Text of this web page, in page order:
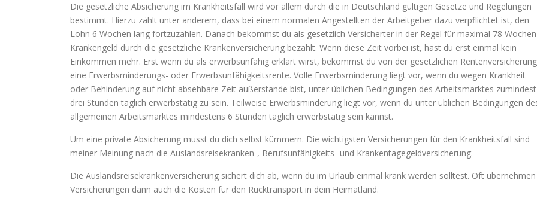
Die gesetzliche Absicherung im Krankheitsfall wird vor allem durch die in Deutschland gültigen Gesetze und Regelungen
bestimmt. Hierzu zählt unter anderem, dass bei einem normalen Angestellten der Arbeitgeber dazu verpflichtet ist, den
Lohn 6 Wochen lang fortzuzahlen. Danach bekommst du als gesetzlich Versicherter in der Regel für maximal 78 Wochen
Krankengeld durch die gesetzliche Krankenversicherung bezahlt. Wenn diese Zeit vorbei ist, hast du erst einmal kein
Einkommen mehr. Erst wenn du als erwerbsunfähig erklärt wirst, bekommst du von der gesetzlichen Rentenversicherung
eine Erwerbsminderungs- oder Erwerbsunfähigkeitsrente. Volle Erwerbsminderung liegt vor, wenn du wegen Krankheit
oder Behinderung auf nicht absehbare Zeit außerstande bist, unter üblichen Bedingungen des Arbeitsmarktes zumindest
drei Stunden täglich erwerbstätig zu sein. Teilweise Erwerbsminderung liegt vor, wenn du unter üblichen Bedingungen
allgemeinen Arbeitsmarktes mindestens 6 Stunden täglich erwerbstätig sein kannst.
Um eine private Absicherung musst du dich selbst kümmern. Die wichtigsten Versicherungen für den Krankheitsfall sind
meiner Meinung nach die Auslandsreisekranken-, Berufsunfähigkeits- und Krankentagegeldversicherung.
Die Auslandsreisekrankenversicherung sichert dich ab, wenn du im Urlaub einmal krank werden solltest. Oft übernehmen
Versicherungen dann auch die Kosten für den Rücktransport in dein Heimatland.